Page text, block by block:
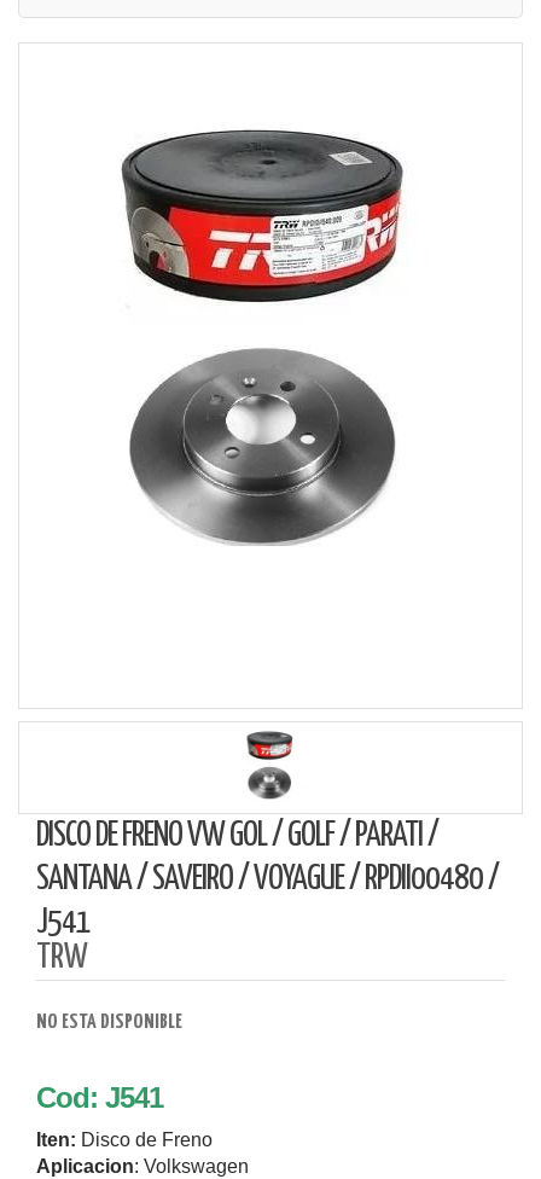
DISCO DE FRENO VW GOL / GOLF / PARATI /
SANTANA / SAVEIRO / VOYAGUE / RPDII00480 /
J541
TRW
NO ESTA DISPONIBLE
Cod: J541
Iten: Disco de Freno
Aplicacion: Volkswagen